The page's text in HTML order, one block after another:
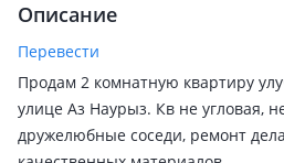
Описание
Перевести
Продам 2 комнатную квартиру
улице Аз Наурыз. Кв не угловая,
дружелюбные соседи, ремонт